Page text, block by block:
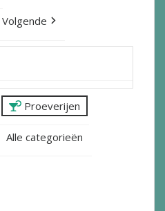
Volgende
Proeverijen
Alle categorieën